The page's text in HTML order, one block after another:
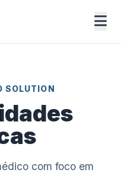
SOLUTION
com foco em